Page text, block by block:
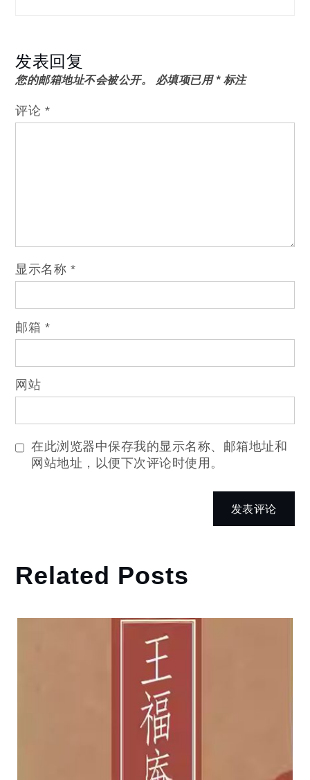
发表回复
您的邮箱地址不会被公开。 必填项已用*标注
评论 *
显示名称 *
邮箱 *
网站
在此浏览器中保存我的显示名称、邮箱地址和
网站地址，以便下次评论时使用。
Related Posts